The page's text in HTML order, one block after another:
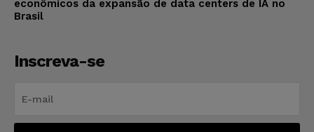
econômicos da expansão de data centers de IA no
Brasil
Inscreva-se